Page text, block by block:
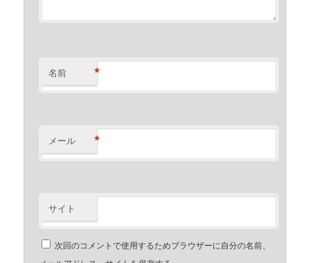
名前 *
メール *
サイト
次回のコメントで使用するためブラウザーに自分の名前、